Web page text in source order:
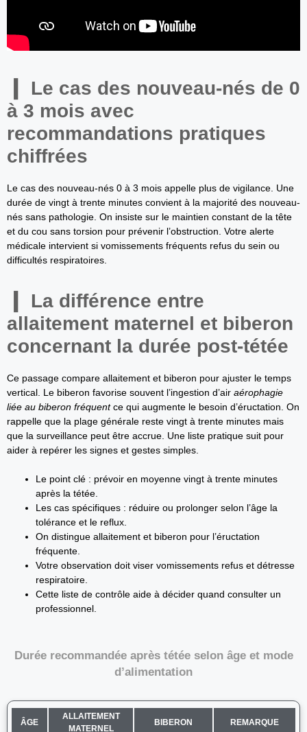
Le cas des nouveau-nés de 0
à 3 mois avec
recommandations pratiques
chiffrées
Le cas des nouveau-nés 0 à 3 mois appelle plus de vigilance. Une
durée de vingt à trente minutes convient à la majorité des nouveau-
nés sans pathologie. On insiste sur le maintien constant de la tête
et du cou sans torsion pour prévenir l’obstruction. Votre alerte
médicale intervient si vomissements fréquents refus du sein ou
difficultés respiratoires.
La différence entre
allaitement maternel et biberon
concernant la durée post-tétée
Ce passage compare allaitement et biberon pour ajuster le temps
vertical. Le biberon favorise souvent l’ingestion d’air aérophagie
liée au biberon fréquentce qui augmente le besoin d’éructation. On
rappelle que la plage générale reste vingt à trente minutes mais
que la surveillance peut être accrue. Une liste pratique suit pour
aider à repérer les signes et gestes simples.
Le point clé : prévoir en moyenne vingt à trente minutes
après la tétée.
Les cas spécifiques : réduire ou prolonger selon l’âge la
tolérance et le reflux.
On distingue allaitement et biberon pour l’éructation
fréquente.
Votre observation doit viser vomissements refus et détresse
respiratoire.
Cette liste de contrôle aide à décider quand consulter un
professionnel.
Durée recommandée après tétée selon âge et mode
d’alimentation
ÂGE
ALLAITEMENT
MATERNEL
BIBERON REMARQUE